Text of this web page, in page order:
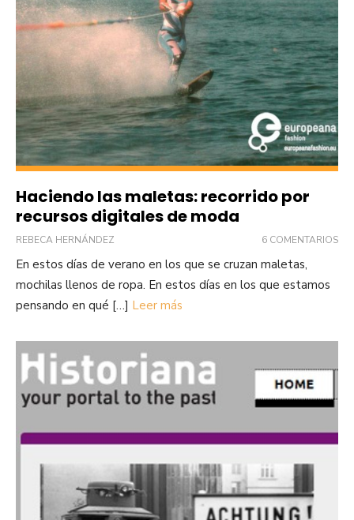
Haciendo las maletas: recorrido por
recursos digitales de moda
REBECA HERNÁNDEZ 6 COMENTARIOS
En estos días de verano en los que se cruzan maletas,
mochilas llenos de ropa. En estos días en los que estamos
pensando en qué […] Leer más